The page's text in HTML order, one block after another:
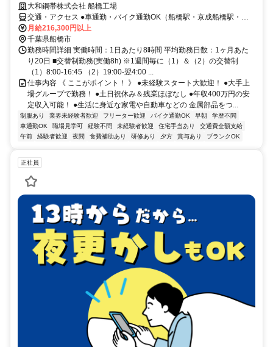
大和鋼帯株式会社 船橋工場
交通・アクセス ●車通勤・バイク通勤OK（船橋駅・京成船橋駅・西
船橋駅・南船橋駅などから車10分以内） ●JR/京成/東武線「船橋駅」
よりバスで10分
月給216,300円以上
千葉県船橋市
勤務時間詳細 実働時間：1日あたり8時間 平均勤務日数：1ヶ月あた
り20日 ■交替制勤務(実働8h) ※1週間毎に（1）＆（2）の交替制
（1）8:00-16:45 （2）19:00-翌4:00 ...
仕事内容 《 ここがポイント！ 》 ●未経験スタート大歓迎！ ●大手上
場グループで勤務！ ●土日祝休み＆残業ほぼなし ●年収400万円の安
定収入可能！ ●生活に身近な家電や自動車などの 金属部品をつ...
制服あり 業界未経験者歓迎 フリーター歓迎 バイク通勤OK 早朝
学歴不問
車通勤OK
職場見学可 経験不問 未経験者歓迎 住宅手当あり
交通費全額支給
午前
経験者歓迎 夜間 食費補助あり 研修あり 夕方 賞与あり ブランクOK
正社員